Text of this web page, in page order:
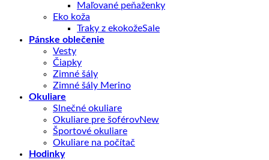
Maľované peňaženky
Eko koža
Traky z ekokože
Pánske oblečenie
Vesty
Čiapky
Zimné šály
Zimné šály Merino
Okuliare
Slnečné okuliare
Okuliare pre šoférov
Športové okuliare
Okuliare na počítač
Hodinky